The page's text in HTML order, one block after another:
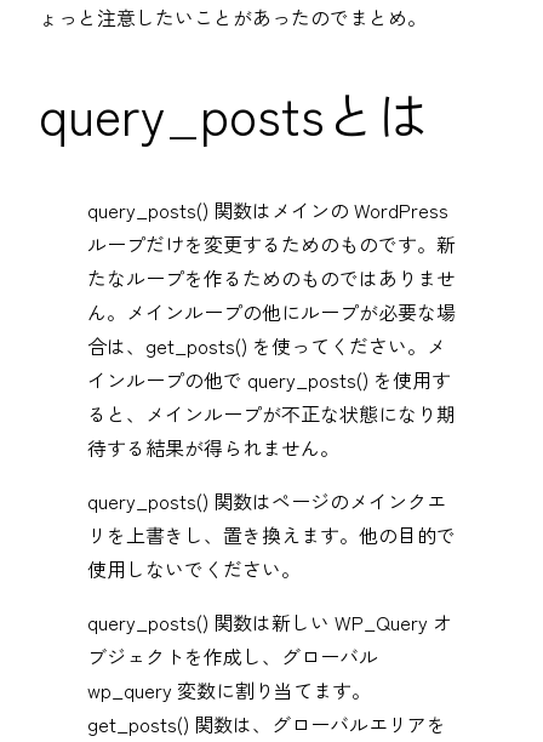
ょっと注意したいことがあったのでまとめ。
query_postsとは
query_posts() 関数はメインの WordPress
ループだけを変更するためのものです。新
たなループを作るためのものではありませ
ん。メインループの他にループが必要な場
合は、get_posts() を使ってください。メ
インループの他で query_posts() を使用す
ると、メインループが不正な状態になり期
待する結果が得られません。
query_posts() 関数はページのメインクエ
リを上書きし、置き換えます。他の目的で
使用しないでください。
query_posts() 関数は新しい WP_Query オ
ブジェクトを作成し、グローバル
wp_query 変数に割り当てます。
get_posts() 関数は、グローバルエリアを